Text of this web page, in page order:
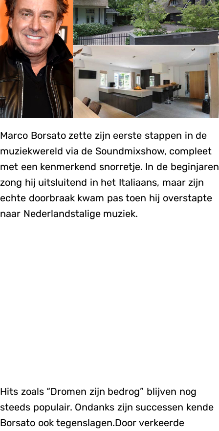
Marco Borsato zette zijn eerste stappen in de
muziekwereld via de Soundmixshow, compleet
met een kenmerkend snorretje. In de beginjaren
zong hij uitsluitend in het Italiaans, maar zijn
echte doorbraak kwam pas toen hij overstapte
naar Nederlandstalige muziek.
Hits zoals “Dromen zijn bedrog” blijven nog
steeds populair. Ondanks zijn successen kende
Borsato ook tegenslagen.Door verkeerde